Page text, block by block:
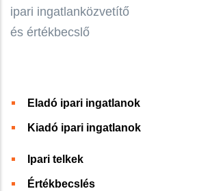
ipari ingatlanközvetítő
és értékbecslő
Eladó ipari ingatlanok
Kiadó ipari ingatlanok
Ipari telkek
Értékbecslés